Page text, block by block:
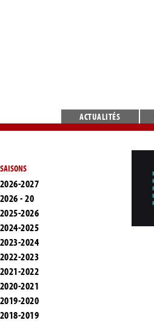
ACTUALITÉS
SAISONS
2026-2027
2026 - 20
2025-2026
2024-2025
2023-2024
2022-2023
2021-2022
2020-2021
2019-2020
2018-2019